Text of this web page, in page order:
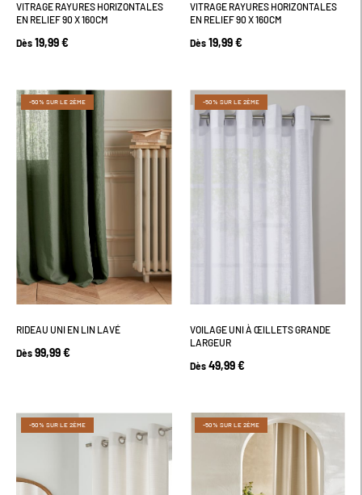
VITRAGE RAYURES HORIZONTALES
EN RELIEF 90 X 160CM
Dès 19,99 €
VITRAGE RAYURES HORIZONTALES
EN RELIEF 90 X 160CM
Dès 19,99 €
-50% SUR LE 2ÈME
RIDEAU UNI EN LIN LAVÉ
Dès 99,99 €
-50% SUR LE 2ÈME
VOILAGE UNI À ŒILLETS GRANDE
LARGEUR
Dès 49,99 €
-50% SUR LE 2ÈME -50% SUR LE 2ÈME